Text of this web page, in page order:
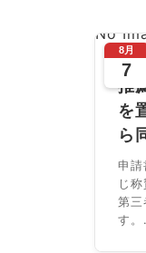
No
8月
7
推
を
ら
申請
じ
第三
す